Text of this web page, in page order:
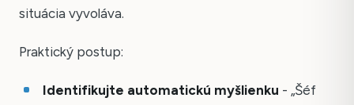
situácia vyvoláva.
Praktický postup:
Identifikujte automatickú myšlienku - „Šéf